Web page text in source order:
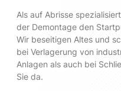
Als auf Abrisse
der Demontage den
Wir beseitigen Altes und
bei Verlagerung von
Anlagen als auch bei
Sie da.